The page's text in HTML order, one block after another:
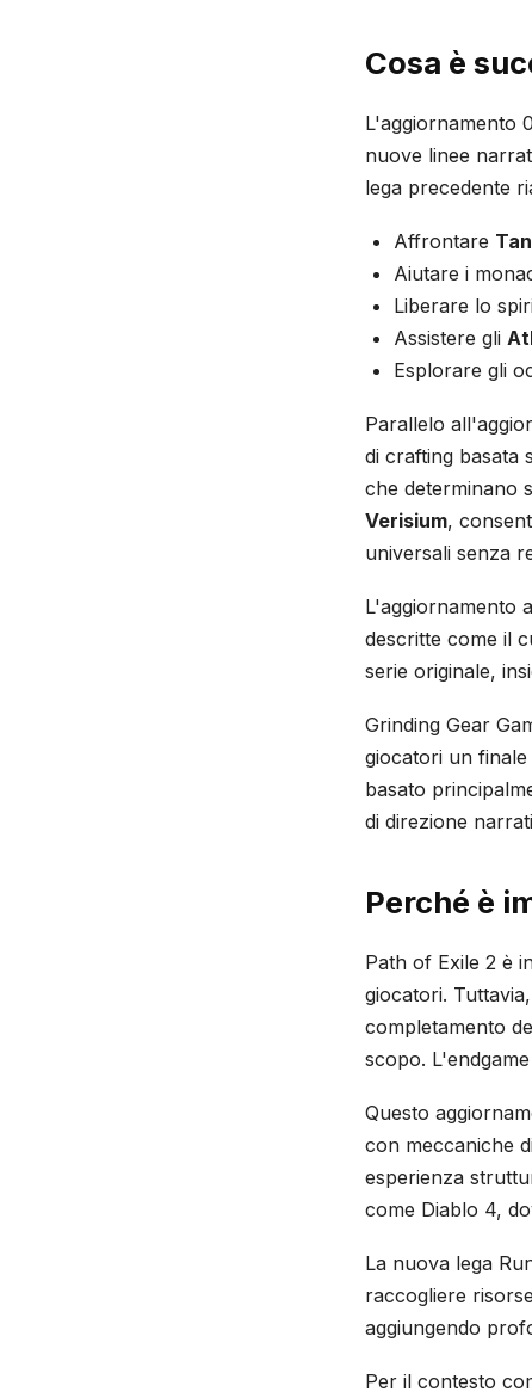
Cosa è
L'aggiornamento
nuove linee
lega precedente
Affrontare
Aiutare i
Liberare lo
Assistere gli
Esplorare gli
Parallelo
di crafting basata
che determinano
Verisium,
universali senza
L'aggiornamento
descritte come il
serie originale,
Grinding Gear
giocatori un
basato
di direzione
Perché è
Path of Exile 2 è
giocatori.
completamento
scopo.
Questo
con meccaniche
esperienza
come Diablo 4,
La nuova lega
raccogliere
aggiungendo
Per il contesto